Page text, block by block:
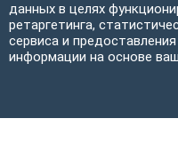
данных в целях
ретаргетинга,
сервиса и
информации на основе